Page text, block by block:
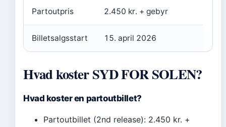
Partoutpris 2.450 kr. + gebyr
Billetsalgsstart 15. april 2026
Hvad koster SYD FOR SOLEN?
Hvad koster en partoutbillet?
Partoutbillet (2nd release): 2.450 kr. +